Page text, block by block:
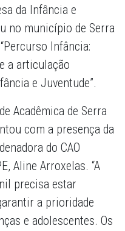
da Infância e
no município de Serra
Infância:
a articulação
e Juventude”.
Acadêmica de Serra
com a presença da
do CAO
Aline Arroxelas. “A
precisa estar
a prioridade
e adolescentes. Os